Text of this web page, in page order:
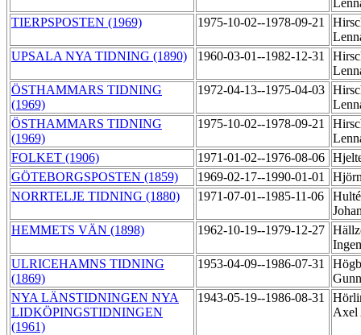
TIERPSPOSTEN (1969)
1975-10-02--1978-09-21
UPSALA NYA TIDNING (1890)
1960-03-01--1982-12-31
ÖSTHAMMARS TIDNING
(1969)
1972-04-13--1975-04-03
ÖSTHAMMARS TIDNING
(1969)
1975-10-02--1978-09-21
FOLKET (1906)
1971-01-02--1976-08-06
GÖTEBORGSPOSTEN (1859)
1969-02-17--1990-01-01
NORRTELJE TIDNING (1880)
1971-07-01--1985-11-06
HEMMETS VÄN (1898)
1962-10-19--1979-12-27
ULRICEHAMNS TIDNING
(1869)
1953-04-09--1986-07-31
NYA LÄNSTIDNINGEN NYA
LIDKÖPINGSTIDNINGEN
(1961)
1943-05-19--1986-08-31
Axel